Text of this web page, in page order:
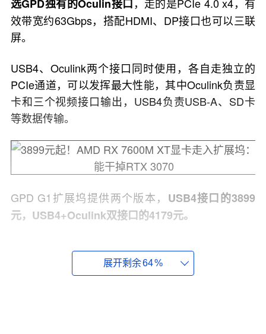
选GPD独有的Oculin接口
效带宽约63Gbps，搭配HDMI、DP接口也可以三联
屏。
USB4、Oculink两个接口同时使用，各自走独立的
PCIe通道，可以发挥最大性能，其中Oculink负责显
卡和三个视频接口输出，USB4负责USB-A、SD卡
等数据传输。
GPD G1扩展坞提供两个版本， USB4接口的3899
元，USB4+Oculink双接口的4179元。
京东(4179元)
展开剩余64%